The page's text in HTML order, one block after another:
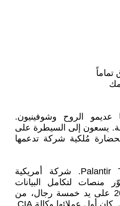
عديمو الروح وشوفينيون.
يسعون إلى السيطرة على
مُلكية شركة تدعمها
شركة Palantir Technologies Inc. شركة أمريكية
منصات لتكامل البيانات
وتحليلها. تأسست عام 2003 على يد خمسة رجال، من